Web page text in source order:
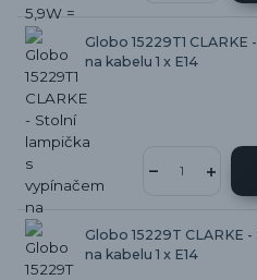
Globo 15229T1
na kabelu 1 x E14
Globo 15229T CLARKE
na kabelu 1 x E14